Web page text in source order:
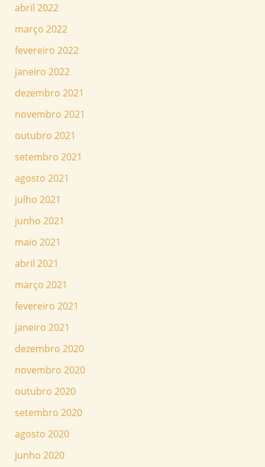
abril 2022
março 2022
fevereiro 2022
janeiro 2022
dezembro 2021
novembro 2021
outubro 2021
setembro 2021
agosto 2021
julho 2021
junho 2021
maio 2021
abril 2021
março 2021
fevereiro 2021
janeiro 2021
dezembro 2020
novembro 2020
outubro 2020
setembro 2020
agosto 2020
junho 2020